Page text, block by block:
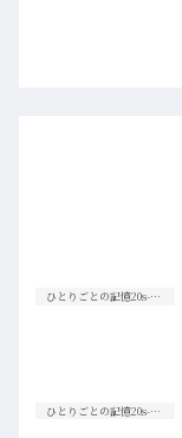
ひとりごとの記憶20s-30s
ひとりごとの記憶20s-30s